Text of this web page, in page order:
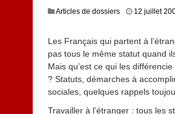
Articles de dossiers 12 juillet
Les Français qui partent à
pas tous le même statut quand
Mais qu’est ce qui les
? Statuts, démarches à
sociales, quelques rappels
Travailler à l’étranger : tous les